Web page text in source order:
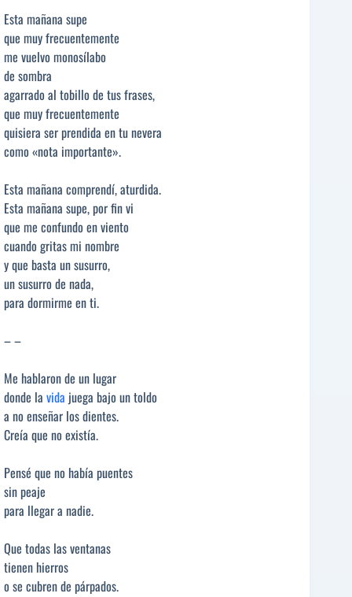
Esta mañana supe
que muy frecuentemente
me vuelvo monosílabo
de sombra
agarrado al tobillo de tus frases,
que muy frecuentemente
quisiera ser prendida en tu nevera
como «nota importante».
Esta mañana comprendí, aturdida.
Esta mañana supe, por fin vi
que me confundo en viento
cuando gritas mi nombre
y que basta un susurro,
un susurro de nada,
para dormirme en ti.
– –
Me hablaron de un lugar
donde la vida juega bajo un toldo
a no enseñar los dientes.
Creía que no existía.
Pensé que no había puentes
sin peaje
para llegar a nadie.
Que todas las ventanas
tienen hierros
o se cubren de párpados.